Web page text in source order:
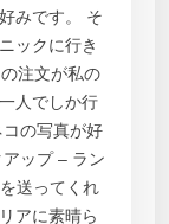
みです。 そ
ックに行き
注文が私の
人でしか行
の写真が好
ップ – ラン
送ってくれ
アに素晴ら